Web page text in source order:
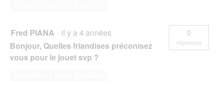
Fred PIANA · il y a 4 années
Bonjour, Quelles friandises préconisez
vous pour le jouet svp ?
0
réponses